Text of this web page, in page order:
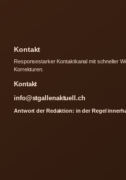
Kontakt
Responsestarker Kontaktkanal mit schneller
Korrekturen.
Kontakt
info@stgallenaktuell.ch
Antwort der Redaktion: in der Regel